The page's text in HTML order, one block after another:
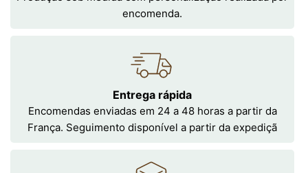
encomenda.
Entrega rápida
Encomendas enviadas em 24 a 48 horas a partir da
França. Seguimento disponível a partir da expediçã